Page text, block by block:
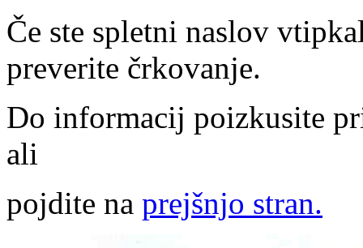
Če ste spletni naslov
preverite črkovanje.
Do informacij poizkusite
ali
pojdite na prejšnjo stran.